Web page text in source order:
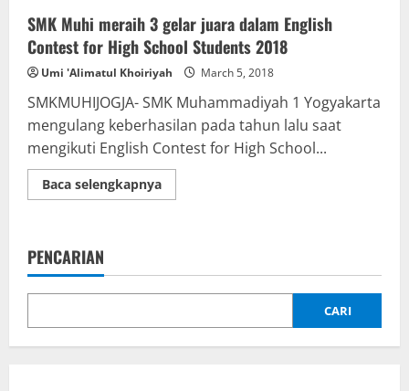
SMK Muhi meraih 3 gelar juara dalam English
Contest for High School Students 2018
Umi 'Alimatul Khoiriyah March 5, 2018
SMKMUHIJOGJA- SMK Muhammadiyah 1 Yogyakarta
mengulang keberhasilan pada tahun lalu saat
mengikuti English Contest for High School...
Baca selengkapnyaRead
more
gelar
dalam
Contest
High
PENCARIAN
CARI